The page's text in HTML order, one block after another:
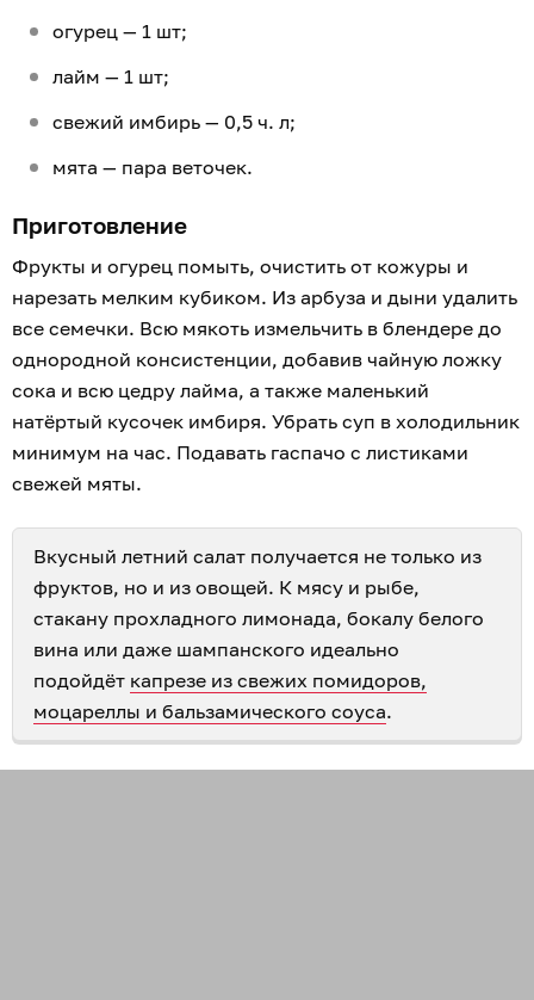
огурец — 1 шт;
лайм — 1 шт;
свежий имбирь — 0,5 ч. л;
мята — пара веточек.
Приготовление
Фрукты и огурец помыть, очистить от кожуры и
нарезать мелким кубиком. Из арбуза и дыни удалить
все семечки. Всю мякоть измельчить в блендере до
однородной консистенции, добавив чайную ложку
сока и всю цедру лайма, а также маленький
натёртый кусочек имбиря. Убрать суп в холодильник
минимум на час. Подавать гаспачо с листиками
свежей мяты.
Вкусный летний салат получается не только из
фруктов, но и из овощей. К мясу и рыбе,
стакану прохладного лимонада, бокалу белого
вина или даже шампанского идеально
подойдёт капрезе из свежих помидоров,
моцареллы и бальзамического соуса.